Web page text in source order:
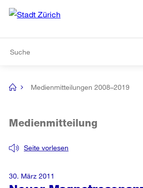
Navigation
[no
Medienmitteilungen 2008–2019
Seite vorlesen
Medienmitteilung
30. März 2011